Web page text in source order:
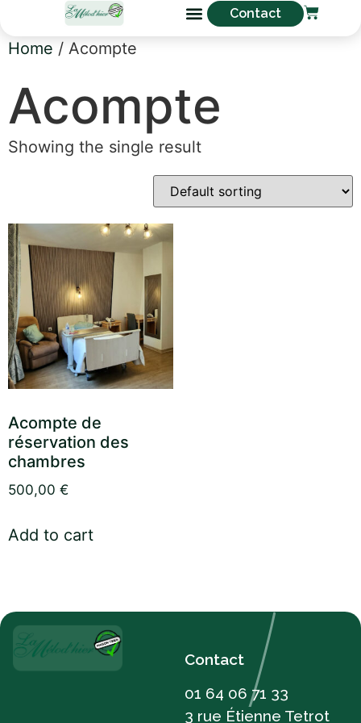
Contact
Home / Acompte
Acompte
Showing the single result
Acompte de
réservation des
chambres
500,00 €
Add to cart
Contact
01 64 06 71 33
3 rue Étienne Tetrot